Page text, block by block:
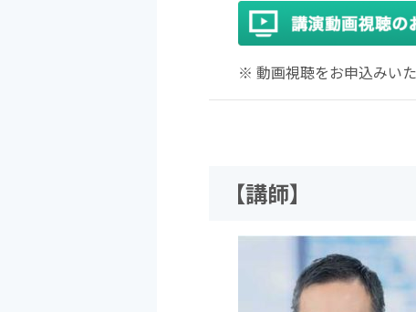
※ 動画視聴をお申込みい
【講師】